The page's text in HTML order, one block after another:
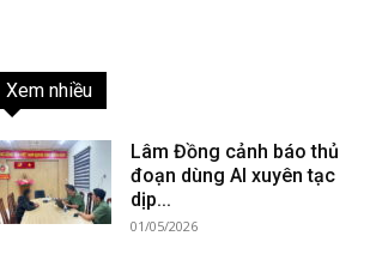
Xem nhiều
Lâm Đồng cảnh báo thủ
đoạn dùng AI xuyên tạc
dịp...
01/05/2026